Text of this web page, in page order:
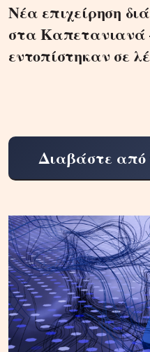
Νέα επιχείρηση
στα Καπετανιανά
εντοπίστηκαν σε
Διαβάστε από